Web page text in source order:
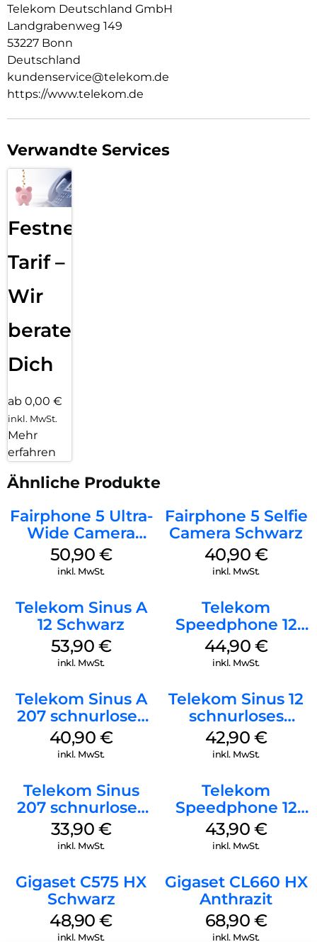
Telekom Deutschland GmbH
Landgrabenweg 149
53227 Bonn
Deutschland
kundenservice@telekom.de
https://www.telekom.de
Verwandte Services
Festnetz
Tarif –
Wir
beraten
Dich
ab 0,00 €
inkl. MwSt.
Mehr
erfahren
Ähnliche Produkte
Fairphone 5 Ultra-
Wide Camera
Schwarz
50,90 €
inkl. MwSt.
Fairphone 5 Selfie
Camera Schwarz
40,90 €
inkl. MwSt.
Telekom Sinus A
12 Schwarz
53,90 €
inkl. MwSt.
Telekom
Speedphone 12
Petrol
44,90 €
inkl. MwSt.
Telekom Sinus A
207 schnurloses
analog Telefon
Schwarz
40,90 €
inkl. MwSt.
Telekom Sinus 12
schnurloses
Analog Telefon
Schwarz
42,90 €
inkl. MwSt.
Telekom Sinus
207 schnurloses
analog Telefon
Schwarz
33,90 €
inkl. MwSt.
Telekom
Speedphone 12
Weiß
43,90 €
inkl. MwSt.
Gigaset C575 HX
Schwarz
48,90€
inkl. MwSt.
Gigaset CL660 HX
Anthrazit
68,90 €
inkl. MwSt.